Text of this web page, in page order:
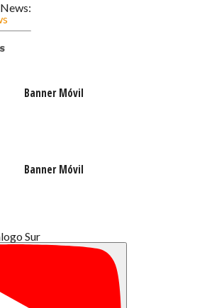
que se pondrán en contacto
Sandra Amar, con el objetivo de
para investigar el tema.